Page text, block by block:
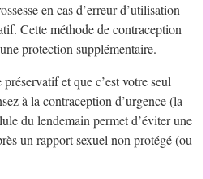
en cas d’erreur d’utilisation
Cette méthode de contraception
protection supplémentaire.
et que c’est votre seul
à la contraception d’urgence (la
du lendemain permet d’éviter une
un rapport sexuel non protégé (ou